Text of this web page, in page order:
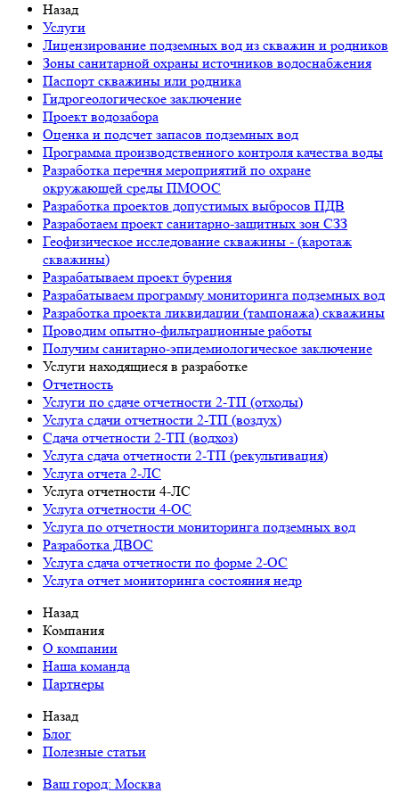
Назад
Услуги
Лицензирование подземных вод из скважин и родников
Зоны санитарной охраны источников водоснабжения
Паспорт скважины или родника
Гидрогеологическое заключение
Проект водозабора
Оценка и подсчет запасов подземных вод
Программа производственного контроля качества воды
Разработка перечня мероприятий по охране
окружающей среды ПМООС
Разработка проектов допустимых выбросов ПДВ
Разработаем проект санитарно-защитных зон СЗЗ
Геофизическое исследование скважины - (каротаж
скважины)
Разрабатываем проект бурения
Разрабатываем программу мониторинга подземных вод
Разработка проекта ликвидации (тампонажа) скважины
Проводим опытно-фильтрационные работы
Получим санитарно-эпидемиологическое заключение
Услуги находящиеся в разработке
Отчетность
Услуги по сдаче отчетности 2-ТП (отходы)
Услуга сдачи отчетности 2-ТП (воздух)
Сдача отчетности 2-ТП (водхоз)
Услуга сдача отчетности 2-ТП (рекультивация)
Услуга отчета 2-ЛС
Услуга отчетности 4-ЛС
Услуга отчетности 4-ОС
Услуга по отчетности мониторинга подземных вод
Разработка ДВОС
Услуга сдача отчетности по форме 2-ОС
Услуга отчет мониторинга состояния недр
Назад
Компания
О компании
Наша команда
Партнеры
Назад
Блог
Полезные статьи
Ваш город: Москва